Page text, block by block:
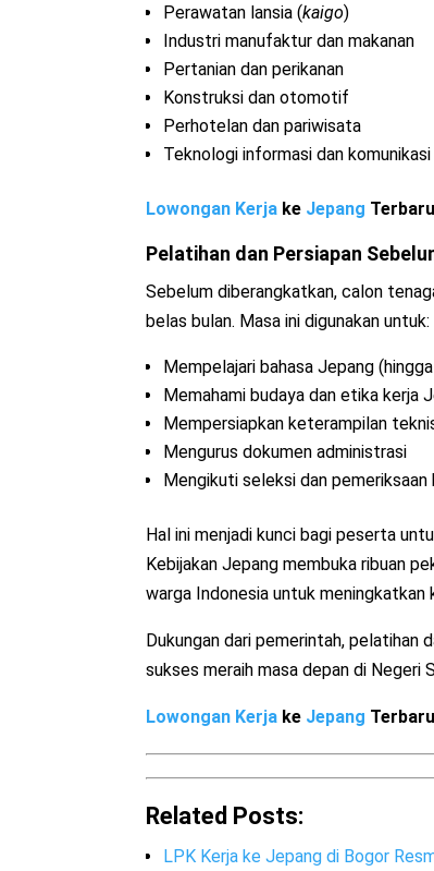
Perawatan lansia (kaigo)
Industri manufaktur dan makanan
Pertanian dan perikanan
Konstruksi dan otomotif
Perhotelan dan pariwisata
Teknologi informasi dan komunikasi
Lowongan Kerja ke Jepang
Pelatihan dan Persiapan
Sebelum diberangkatkan, calon
belas bulan. Masa ini digunakan untuk:
Mempelajari bahasa Jepang
Memahami budaya dan etika kerja
Mempersiapkan keterampilan
Mengurus dokumen administrasi
Mengikuti seleksi dan pemeriksaan
Hal ini menjadi kunci bagi peserta
Kebijakan Jepang membuka ribuan
warga Indonesia untuk meningkatkan
Dukungan dari pemerintah, pelatihan
sukses meraih masa depan di Negeri
Lowongan Kerja ke Jepang
Related Posts:
LPK Kerja ke Jepang di Bogor